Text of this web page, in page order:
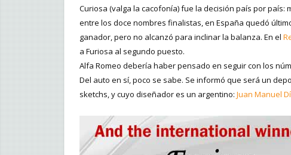
Curiosa (valga la cacofonía) fue la decisión país por país:
entre los doce nombres finalistas, en España quedó
ganador, pero no alcanzó para inclinar la balanza. En el
a Furiosa al segundo puesto.
Alfa Romeo debería haber pensado en seguir con los
Del auto en sí, poco se sabe. Se informó que será un
sketchs, y cuyo diseñador es un argentino: Juan Manuel